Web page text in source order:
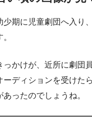
期に児童劇団へ入り、
っかけが、近所に劇団
ーディションを受けた
ったのでしょうね。